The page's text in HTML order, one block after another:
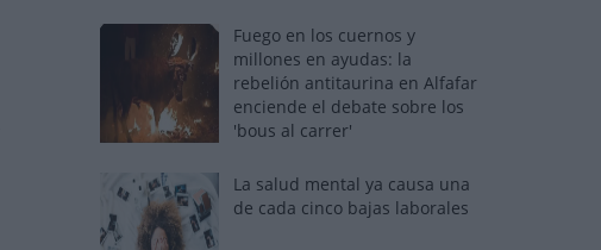
Fuego en los cuernos y
millones en ayudas: la
rebelión antitaurina en Alfafar
enciende el debate sobre los
'bous al carrer'
La salud mental ya causa una
de cada cinco bajas laborales